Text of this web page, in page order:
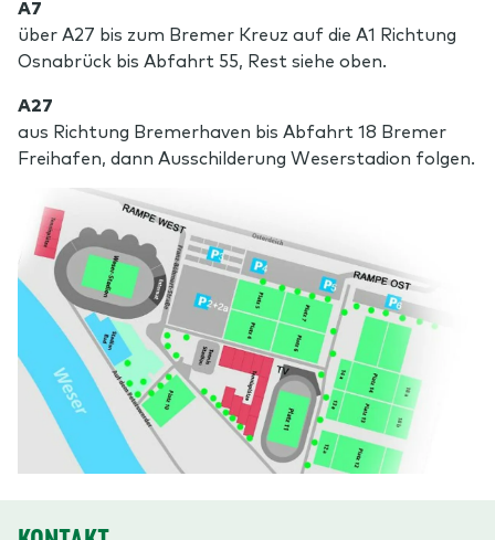
A7
über A27 bis zum Bremer Kreuz auf die A1 Richtung
Osnabrück bis Abfahrt 55, Rest siehe oben.
A27
aus Richtung Bremerhaven bis Abfahrt 18 Bremer
Freihafen, dann Ausschilderung Weserstadion folgen.